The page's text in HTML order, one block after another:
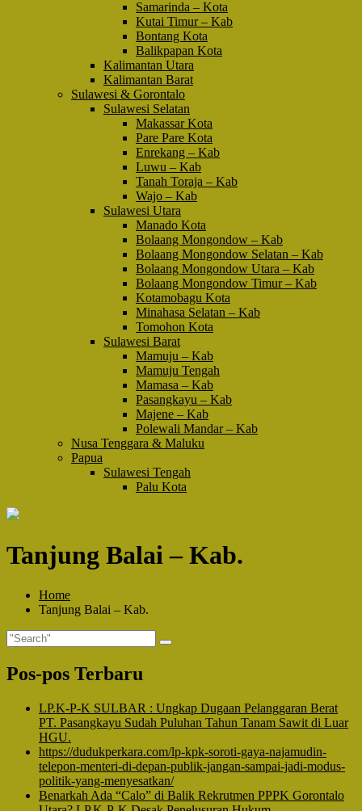
Samarinda – Kota
Kutai Timur – Kab
Bontang Kota
Balikpapan Kota
Kalimantan Utara
Kalimantan Barat
Sulawesi & Gorontalo
Sulawesi Selatan
Makassar Kota
Pare Pare Kota
Enrekang – Kab
Luwu – Kab
Tanah Toraja – Kab
Wajo – Kab
Sulawesi Utara
Manado Kota
Bolaang Mongondow – Kab
Bolaang Mongondow Selatan – Kab
Bolaang Mongondow Utara – Kab
Bolaang Mongondow Timur – Kab
Kotamobagu Kota
Minahasa Selatan – Kab
Tomohon Kota
Sulawesi Barat
Mamuju – Kab
Mamuju Tengah
Mamasa – Kab
Pasangkayu – Kab
Majene – Kab
Polewali Mandar – Kab
Nusa Tenggara & Maluku
Papua
Sulawesi Tengah
Palu Kota
Tanjung Balai – Kab.
Home
Tanjung Balai – Kab.
Pos-pos Terbaru
LP.K-P-K SULBAR : Ungkap Dugaan Pelanggaran Berat
PT. Pasangkayu Sudah Puluhan Tahun Tanam Sawit di Luar
HGU.
https://dudukperkara.com/lp-kpk-soroti-gaya-najamudin-
telepon-menteri-di-depan-publik-jangan-sampai-jadi-modus-
politik-yang-menyesatkan/
Benarkah Ada “Calo” di Balik Rekrutmen PPPK Gorontalo